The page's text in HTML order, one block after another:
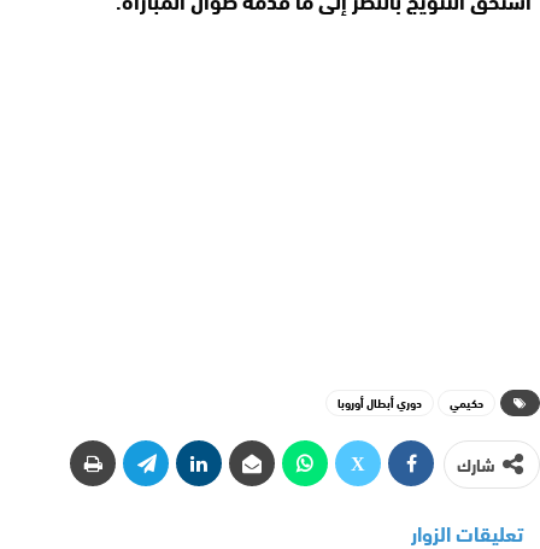
حكيمي دوري أبطال أوروبا
شارك
تعليقات الزوار